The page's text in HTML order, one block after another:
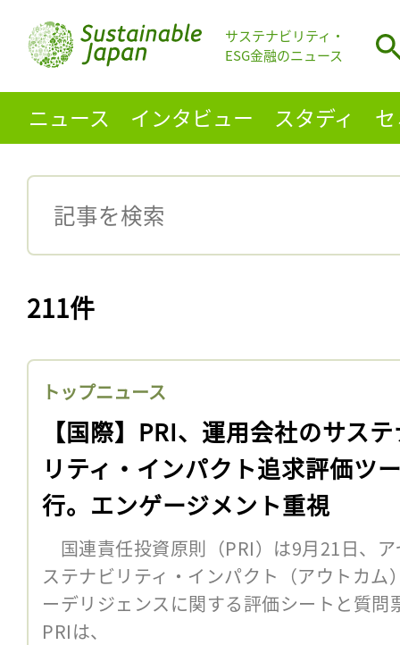
サステナビリティ・
ESG金融のニュース
ニュース インタビュー スタディ
211件
トップニュース
【国際】PRI、運用会社のサス
リティ・インパクト追求評価ツ
行。エンゲージメント重視
国連責任投資原則（PRI）は9月21日、
ステナビリティ・インパクト（アウトカ
ーデリジェンスに関する評価シートと質
PRIは、